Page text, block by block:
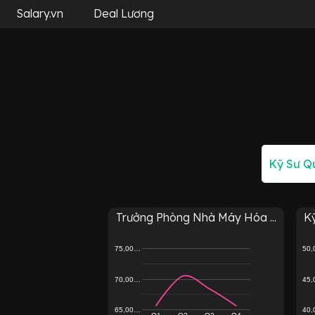
Salary.vn Deal Lương
Trưởng Phòng Nhà Máy Hóa ...
65,00…
70,00…
75,00…